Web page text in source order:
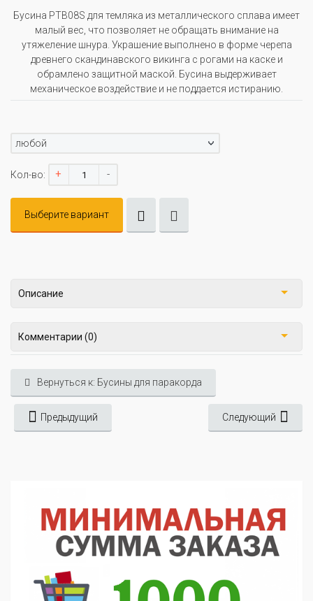
Бусина РТВ08S для темляка из металлического сплава имеет
малый вес, что позволяет не обращать внимание на
утяжеление шнура. Украшение выполнено в форме черепа
древнего скандинавского викинга с рогами на каске и
обрамлено защитной маской. Бусина выдерживает
механическое воздействие и не поддается истиранию.
любой
Кол-во: + -
Выберите вариант
Описание
Комментарии (0)
Вернуться к: Бусины для паракорда
Предыдущий Следующий